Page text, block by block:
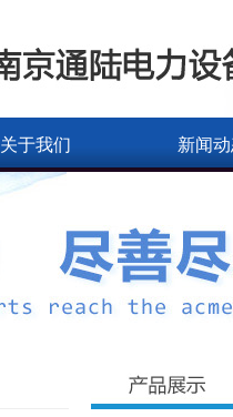
关于我们 新闻